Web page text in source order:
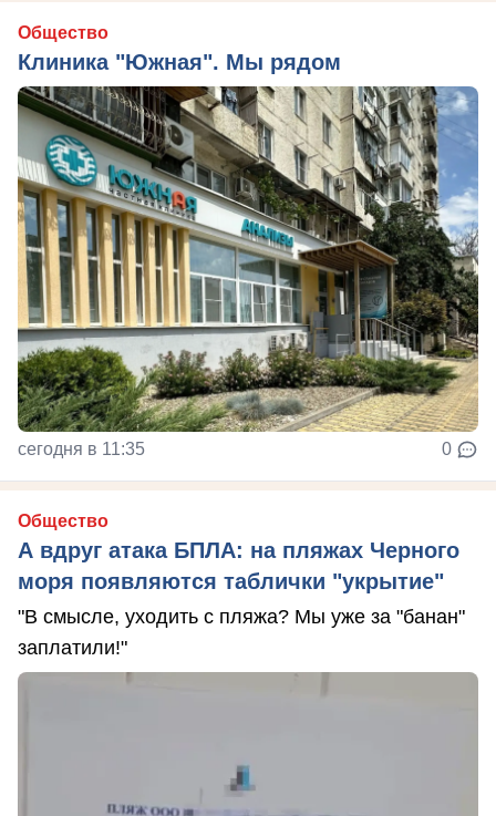
Общество
Клиника "Южная". Мы рядом
сегодня в 11:35 0
Общество
А вдруг атака БПЛА: на пляжах Черного
моря появляются таблички "укрытие"
"В смысле, уходить с пляжа? Мы уже за "банан"
заплатили!"